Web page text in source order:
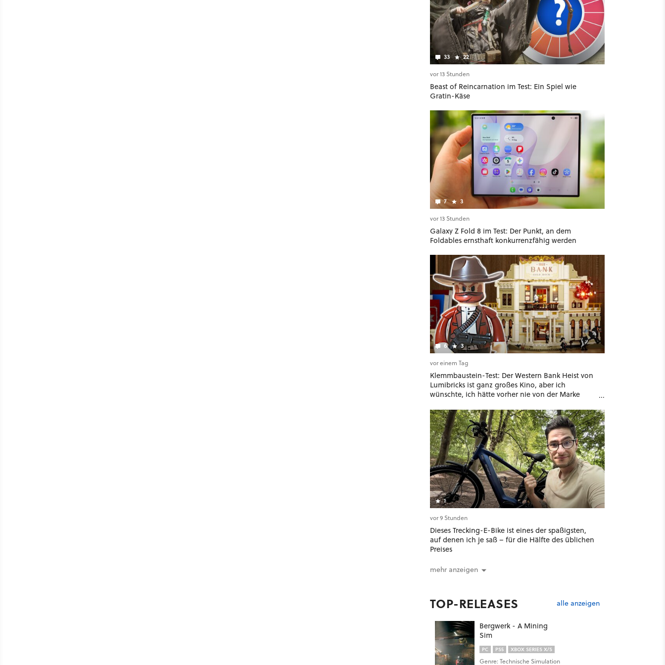
33 22
vor 13 Stunden
Beast of Reincarnation im Test: Ein Spiel wie
Gratin-Käse
7 3
vor 13 Stunden
Galaxy Z Fold 8 im Test: Der Punkt, an dem
Foldables ernsthaft konkurrenzfähig werden
6 3
vor einem Tag
Klemmbaustein-Test: Der Western Bank Heist von
Lumibricks ist ganz großes Kino, aber ich
wünschte, ich hätte vorher nie von der Marke
1
vor 9 Stunden
Dieses Trecking-E-Bike ist eines der spaßigsten,
auf denen ich je saß – für die Hälfte des üblichen
Preises
mehr anzeigen
TOP-RELEASES alle anzeigen
Bergwerk - A Mining
Sim
PC PS5 XBOX SERIES X/S
Genre: Technische Simulation